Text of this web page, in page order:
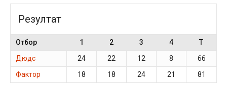
Резултат
Отбор 1 2 3 4
T
Дюдс
24 22 12 8
66
Фактор
18 18 24 21 81